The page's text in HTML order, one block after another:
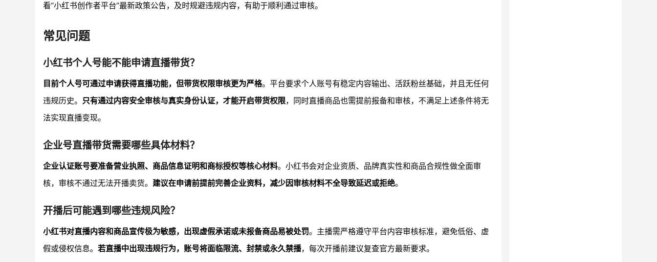
看“小红书创作者平台”最新政策公告，及时规避违规内容，有助于顺利通过审核。
常见问题
小红书个人号能不能申请直播带货？
目前个人号可通过申请获得直播功能，但带货权限审核更为严格。平台要求个人账号有稳定内容输出、活跃粉丝基础，并且无任何
违规历史。 只有通过内容安全审核与真实身份认证，才能开启带货权限，同时直播商品也需提前报备和审核，不满足上述条件将无
法实现直播变现。
企业号直播带货需要哪些具体材料？
企业认证账号要准备营业执照、商品信息证明和商标授权等核心材料。小红书会对企业资质、品牌真实性和商品合规性做全面审
核，审核不通过无法开播卖货。 建议在申请前提前完善企业资料，减少因审核材料不全导致延迟或拒绝。
开播后可能遇到哪些违规风险？
小红书对直播内容和商品宣传极为敏感，出现虚假承诺或未报备商品易被处罚。主播需严格遵守平台内容审核标准，避免低俗、虚
假或侵权信息。 若直播中出现违规行为，账号将面临限流、封禁或永久禁播，每次开播前建议复查官方最新要求。